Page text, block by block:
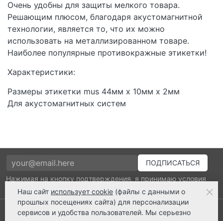
Очень удобны для защиты мелкого товара.
Решающим плюсом, благодаря акустомагнитной
технологии, является то, что их можно
использовать на металлизированном товаре.
Наиболее популярные противокражные этикетки!
Характеристики:
Размеры этикетки mus 44мм x 10мм x 2мм
Для акустомагнитных систем
Нажимая на кнопку подтверждения, я принимаю условия
политики обработки персональных данных
Выполнено заказов: 52530
Наш сайт использует cookie (файлы с данными о
прошлых посещениях сайта) для персонализации
сервисов и удобства пользователей. Мы серьезно